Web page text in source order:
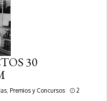
0
30
, Premios y Concursos
2